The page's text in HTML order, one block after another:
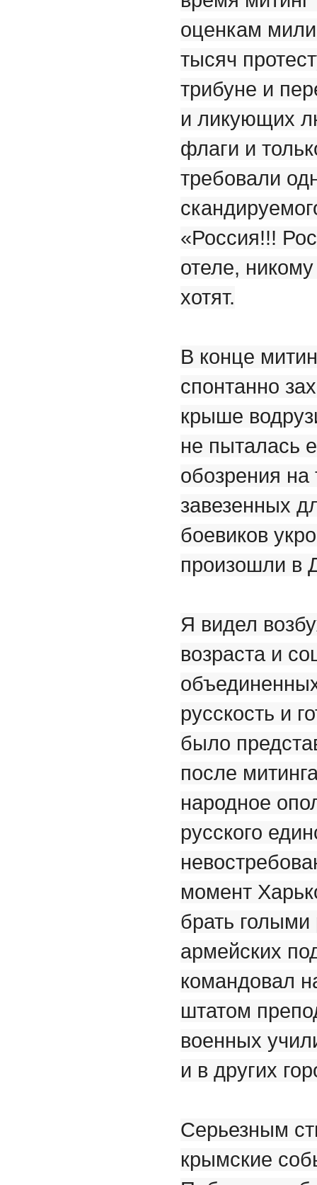
оценкам
тысяч
трибуне и
и ликующих
флаги и
требовали
«Россия!!!
отеле,
хотят.
В конце
спонтанно
крыше
не пыталась
обозрения на
завезенных
боевиков
произошли в
Я видел
возраста и
русскость и
было
после
народное
русского
момент
брать
армейских
командовал
штатом
военных
и в других
Серьезным
крымские